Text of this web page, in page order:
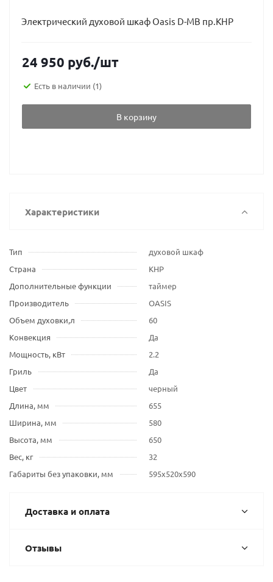
Электрический духовой шкаф Oasis D-МВ пр.КНР
24 950 руб./шт
Есть в наличии (1)
В корзину
Характеристики
Тип
духовой шкаф
Страна
КНР
Дополнительные функции
таймер
Производитель
OASIS
Объем духовки,л
60
Конвекция
Да
Мощность, кВт
2.2
Гриль
Да
Цвет
черный
Длина, мм
655
Ширина, мм
580
Высота, мм
650
Вес, кг
32
Габариты без упаковки, мм
595х520х590
Доставка и оплата
Отзывы